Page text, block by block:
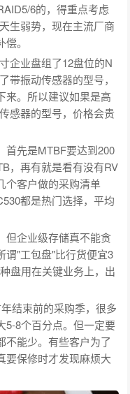
6的，得重点考虑
生弱势，现在主流厂商
。
企业盘组了12盘位的N
带振动传感器的型号，
来。所以建议如果是高
感器的型号，价格会贵
首先是MTBF要达到200
，再有就是看有没有RV
个客户做的采购清单
都是热门选择，平均
但企业级存储真不能贪
谓"工包盘"比行货便宜3
盘用在关键业务上，出
结束前的采购季，很多
5-8个百分点。但一定要
不能少。有些客户为了
要保修时才发现麻烦大